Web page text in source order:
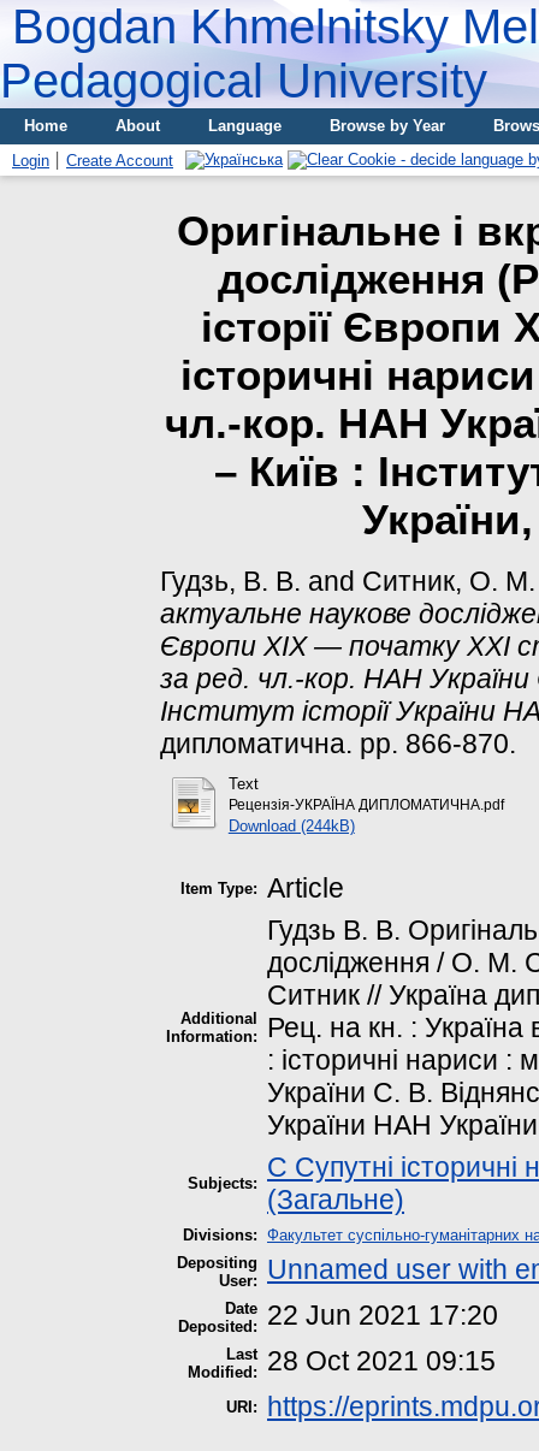
Bogdan Khmelnitsky
Pedagogical University
Home About Language Browse by Year
Login
Create Account
Оригінальне і
дослідження
історії Європи
історичні
чл.-кор. НАН
– Київ :
Гудзь, В. В. and Ситник, О. М.
актуальне наукове
Європи ХІХ — початку ХХІ
за ред. чл.-кор. НАН України
Інститут історії України
дипломатична. pp. 866-870.
Text
Рецензiя-УКРАЇНА ДИПЛОМАТИЧНА.pdf
Download (244kB)
Item Type: Article
Additional
Information:
Гудзь В. В.
дослідження / О. М.
Ситник // Україна
Рец. на кн. : Україна
: історичні нариси
України С. В.
України НАН
Subjects:
C Супутні історичні
(Загальне)
Divisions: Факультет суспільно-гуманітарних
Depositing
User:
Unnamed user with
Date
Deposited:
22 Jun 2021 17:20
Last
Modified:
28 Oct 2021 09:15
URI: https://